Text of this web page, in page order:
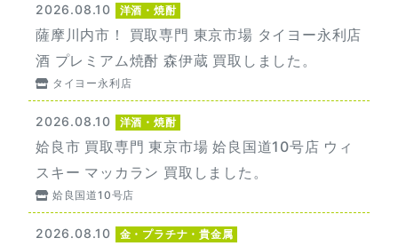
2026.08.10 洋酒・焼酎
薩摩川内市！ 買取専門 東京市場 タイヨー永利店
酒 プレミアム焼酎 森伊蔵 買取しました。
タイヨー永利店
2026.08.10 洋酒・焼酎
姶良市 買取専門 東京市場 姶良国道10号店 ウィ
スキー マッカラン 買取しました。
姶良国道10号店
2026.08.10 金・プラチナ・貴金属